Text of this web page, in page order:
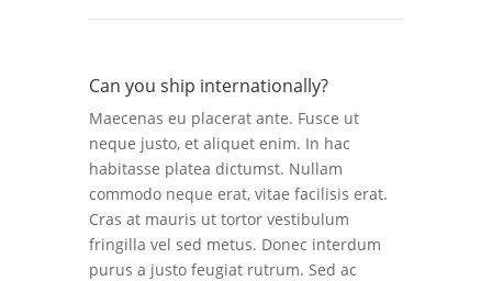
Can you ship internationally?
Maecenas eu placerat ante. Fusce ut
neque justo, et aliquet enim. In hac
habitasse platea dictumst. Nullam
commodo neque erat, vitae facilisis erat.
Cras at mauris ut tortor vestibulum
fringilla vel sed metus. Donec interdum
purus a justo feugiat rutrum. Sed ac